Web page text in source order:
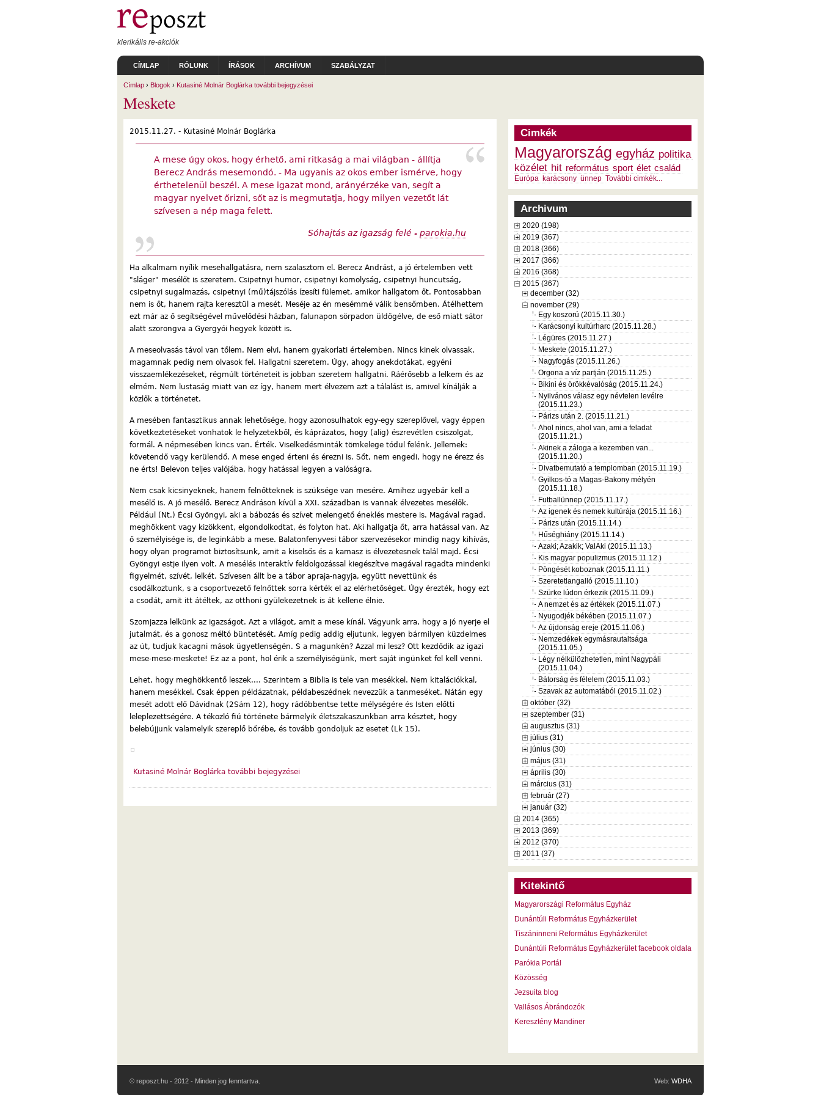
klerikális re-akciók
CÍMLAP RÓLUNK ÍRÁSOK ARCHÍVUM SZABÁLYZAT
Címlap › Blogok › Kutasiné Molnár Boglárka további bejegyzései
Meskete
2015.11.27. - Kutasiné Molnár Boglárka
A mese úgy okos, hogy érhető, ami ritkaság a mai világban - állítja
Berecz András mesemondó. - Ma ugyanis az okos ember ismérve, hogy
érthetelenül beszél. A mese igazat mond, arányérzéke van, segít a
magyar nyelvet őrizni, sőt az is megmutatja, hogy milyen vezetőt lát
szívesen a nép maga felett.
Sóhajtás az igazság felé - parokia.hu
Ha alkalmam nyílik mesehallgatásra, nem szalasztom el. Berecz Andrást, a jó értelemben vett
"sláger" mesélőt is szeretem. Csipetnyi humor, csipetnyi komolyság, csipetnyi huncutság,
csipetnyi sugalmazás, csipetnyi (mű)tájszólás ízesíti fülemet, amikor hallgatom őt. Pontosabban
nem is őt, hanem rajta keresztül a mesét. Meséje az én mesémmé válik bensőmben. Átélhettem
ezt már az ő segítségével művelődési házban, falunapon sörpadon üldögélve, de eső miatt sátor
alatt szorongva a Gyergyói hegyek között is.
A meseolvasás távol van tőlem. Nem elvi, hanem gyakorlati értelemben. Nincs kinek olvassak,
magamnak pedig nem olvasok fel. Hallgatni szeretem. Úgy, ahogy anekdotákat, egyéni
visszaemlékezéseket, régmúlt történeteit is jobban szeretem hallgatni. Ráérősebb a lelkem és az
elmém. Nem lustaság miatt van ez így, hanem mert élvezem azt a tálalást is, amivel kínálják a
közlők a történetet.
A mesében fantasztikus annak lehetősége, hogy azonosulhatok egy-egy szereplővel, vagy éppen
következtetéseket vonhatok le helyzetekből, és káprázatos, hogy (alig) észrevétlen csiszolgat,
formál. A népmesében kincs van. Érték. Viselkedésminták tömkelege tódul felénk. Jellemek:
követendő vagy kerülendő. A mese enged érteni és érezni is. Sőt, nem engedi, hogy ne érezz és
ne érts! Belevon teljes valójába, hogy hatással legyen a valóságra.
Nem csak kicsinyeknek, hanem felnőtteknek is szüksége van mesére. Amihez ugyebár kell a
mesélő is. A jó mesélő. Berecz Andráson kívül a XXI. században is vannak élvezetes mesélők.
Például (Nt.) Écsi Gyöngyi, aki a bábozás és szívet melengető éneklés mestere is. Magával ragad,
meghökkent vagy kizökkent, elgondolkodtat, és folyton hat. Aki hallgatja őt, arra hatással van. Az
ő személyisége is, de leginkább a mese. Balatonfenyvesi tábor szervezésekor mindig nagy kihívás,
hogy olyan programot biztosítsunk, amit a kiselsős és a kamasz is élvezetesnek talál majd. Écsi
Gyöngyi estje ilyen volt. A mesélés interaktív feldolgozással kiegészítve magával ragadta mindenki
figyelmét, szívét, lelkét. Szívesen állt be a tábor apraja-nagyja, együtt nevettünk és
csodálkoztunk, s a csoportvezető felnőttek sorra kérték el az elérhetőséget. Úgy érezték, hogy ezt
a csodát, amit itt átéltek, az otthoni gyülekezetnek is át kellene élnie.
Szomjazza lelkünk az igazságot. Azt a világot, amit a mese kínál. Vágyunk arra, hogy a jó nyerje el
jutalmát, és a gonosz méltó büntetését. Amíg pedig addig eljutunk, legyen bármilyen küzdelmes
az út, tudjuk kacagni mások ügyetlenségén. S a magunkén? Azzal mi lesz? Ott kezdődik az igazi
mese-mese-meskete! Ez az a pont, hol érik a személyiségünk, mert saját ingünket fel kell venni.
Lehet, hogy meghökkentő leszek.... Szerintem a Biblia is tele van mesékkel. Nem kitalációkkal,
hanem mesékkel. Csak éppen példázatnak, példabeszédnek nevezzük a tanmeséket. Nátán egy
mesét adott elő Dávidnak (2Sám 12), hogy rádöbbentse tette mélységére és Isten előtti
leleplezettségére. A tékozló fiú története bármelyik életszakaszunkban arra késztet, hogy
belebújjunk valamelyik szereplő bőrébe, és tovább gondoljuk az esetet (Lk 15).
Kutasiné Molnár Boglárka további bejegyzései
Cimkék
Magyarország egyház politika
közélet hit református sport élet család
Európa karácsony ünnep További cimkék...
Archivum
2020 (198)
2019 (367)
2018 (366)
2017 (366)
2016 (368)
2015 (367)
december (32)
november (29)
Egy koszorú (2015.11.30.)
Karácsonyi kultúrharc (2015.11.28.)
Légüres (2015.11.27.)
Meskete (2015.11.27.)
Nagyfogás (2015.11.26.)
Orgona a víz partján (2015.11.25.)
Bikini és örökkévalóság (2015.11.24.)
Nyilvános válasz egy névtelen levélre
(2015.11.23.)
Párizs után 2. (2015.11.21.)
Ahol nincs, ahol van, ami a feladat
(2015.11.21.)
Akinek a záloga a kezemben van...
(2015.11.20.)
Divatbemutató a templomban (2015.11.19.)
Gyilkos-tó a Magas-Bakony mélyén
(2015.11.18.)
Futballünnep (2015.11.17.)
Az igenek és nemek kultúrája (2015.11.16.)
Párizs után (2015.11.14.)
Hűséghiány (2015.11.14.)
Azaki; Azakik; ValAki (2015.11.13.)
Kis magyar populizmus (2015.11.12.)
Pöngését koboznak (2015.11.11.)
Szeretetlangalló (2015.11.10.)
Szürke lúdon érkezik (2015.11.09.)
A nemzet és az értékek (2015.11.07.)
Nyugodjék békében (2015.11.07.)
Az újdonság ereje (2015.11.06.)
Nemzedékek egymásrautaltsága
(2015.11.05.)
Légy nélkülözhetetlen, mint Nagypáli
(2015.11.04.)
Bátorság és félelem (2015.11.03.)
Szavak az automatából (2015.11.02.)
október (32)
szeptember (31)
augusztus (31)
július (31)
június (30)
május (31)
április (30)
március (31)
február (27)
január (32)
2014 (365)
2013 (369)
2012 (370)
2011 (37)
Kitekintő
Magyarországi Református Egyház
Dunántúli Református Egyházkerület
Tiszáninneni Református Egyházkerület
Dunántúli Református Egyházkerület facebook oldala
Parókia Portál
Közösség
Jezsuita blog
Vallásos Ábrándozók
Keresztény Mandiner
© reposzt.hu - 2012 - Minden jog fenntartva. Web: WDHA